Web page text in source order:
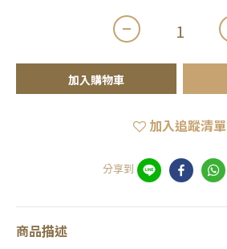
加入購物車
加入追蹤清單
分享到
商品描述